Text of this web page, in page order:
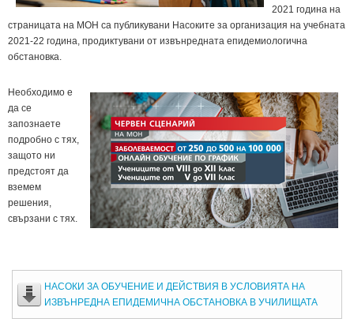
2021 година на
страницата на МОН са публикувани Насоките за организация на учебната
2021-22 година, продиктувани от извънредната епидемиологична
обстановка.
Необходимо е
да се
запознаете
подробно с тях,
защото ни
предстоят да
вземем
решения,
свързани с тях.
НАСОКИ ЗА ОБУЧЕНИЕ И ДЕЙСТВИЯ В УСЛОВИЯТА НА
ИЗВЪНРЕДНА ЕПИДЕМИЧНА ОБСТАНОВКА В УЧИЛИЩАТА